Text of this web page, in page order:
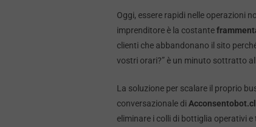
Oggi, essere rapidi nelle operazioni
imprenditore è la costante
clienti che abbandonano il sito
vostri orari?” è un minuto sottratto
La soluzione per scalare il proprio
conversazionale di
eliminare i colli di bottiglia operativi